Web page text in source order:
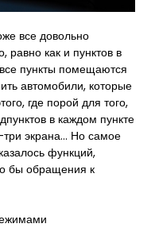
все довольно
равно как и пунктов в
пункты помещаются
автомобили, которые
где порой для того,
в каждом пункте
экрана… Но самое
функций,
бы обращения к